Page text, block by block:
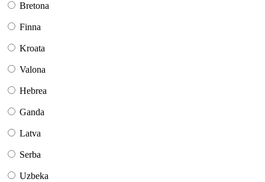
Bretona
Finna
Kroata
Valona
Hebrea
Ganda
Latva
Serba
Uzbeka